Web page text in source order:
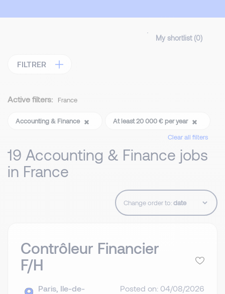
My shortlist (0)
FILTRER
Active filters: France
Accounting & Finance
At least 20 000 € per year
Clear all filters
19 Accounting & Finance jobs
in France
Change order to:
Contrôleur Financier
F/H
Paris, Ile-de-
Posted on: 04/08/2026